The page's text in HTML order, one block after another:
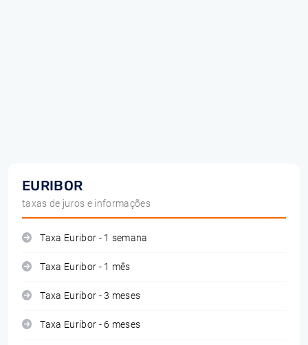
EURIBOR
taxas de juros e informações
Taxa Euribor - 1 semana
Taxa Euribor - 1 mês
Taxa Euribor - 3 meses
Taxa Euribor - 6 meses